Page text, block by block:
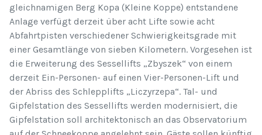
gleichnamigen Berg Kopa (Kleine Koppe) entstandene
Anlage verfügt derzeit über acht Lifte sowie acht
Abfahrtpisten verschiedener Schwierigkeitsgrade mit
einer Gesamtlänge von sieben Kilometern. Vorgesehen ist
die Erweiterung des Sessellifts „Zbyszek“ von einem
derzeit Ein-Personen- auf einen Vier-Personen-Lift und
der Abriss des Schlepplifts „Liczyrzepa“. Tal- und
Gipfelstation des Sessellifts werden modernisiert, die
Gipfelstation soll architektonisch an das Observatorium